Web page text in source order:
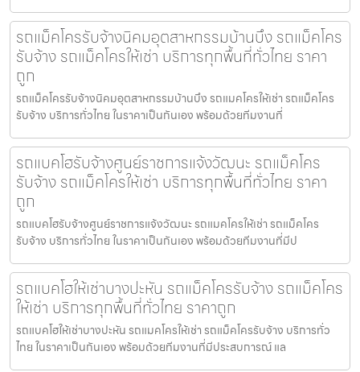
รถแม็คโครรับจ้างนิคมอุตสาหกรรมบ้านบึง รถแม็คโคร
รับจ้าง รถแม็คโครให้เช่า บริการทุกพื้นที่ทั่วไทย ราคา
ถูก
รถแม็คโครรับจ้างนิคมอุตสาหกรรมบ้านบึง รถแมคโครให้เช่า รถแม็คโคร
รับจ้าง บริการทั่วไทย ในราคาเป็นกันเอง พร้อมด้วยทีมงานที่
รถแบคโฮรับจ้างศูนย์ราชการแจ้งวัฒนะ รถแม็คโคร
รับจ้าง รถแม็คโครให้เช่า บริการทุกพื้นที่ทั่วไทย ราคา
ถูก
รถแบคโฮรับจ้างศูนย์ราชการแจ้งวัฒนะ รถแมคโครให้เช่า รถแม็คโคร
รับจ้าง บริการทั่วไทย ในราคาเป็นกันเอง พร้อมด้วยทีมงานที่มีป
รถแบคโฮให้เช่าบางปะหัน รถแม็คโครรับจ้าง รถแม็คโคร
ให้เช่า บริการทุกพื้นที่ทั่วไทย ราคาถูก
รถแบคโฮให้เช่าบางปะหัน รถแมคโครให้เช่า รถแม็คโครรับจ้าง บริการทั่ว
ไทย ในราคาเป็นกันเอง พร้อมด้วยทีมงานที่มีประสบการณ์ แล